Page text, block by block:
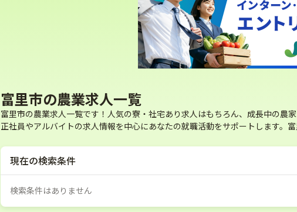
富里市の農業求人一覧
富里市の農業求人一覧です！人気の寮・社宅あり求人はもちろん、成長中の農
正社員やアルバイトの求人情報を中心にあなたの就職活動をサポートします。
現在の検索条件
検索条件はありません